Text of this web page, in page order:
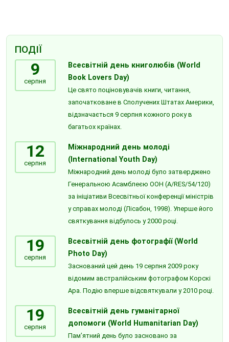
ПОДІЇ
9
серпня
Всесвітній день книголюбів (World
Book Lovers Day)
Це свято поціновувачів книги, читання,
започатковане в Сполучених Штатах Америки,
відзначається 9 серпня кожного року в
багатьох країнах.
12
серпня
Міжнародний день молоді
(International Youth Day)
Міжнародний день молоді було затверджено
Генеральною Асамблеєю ООН (A/RES/54/120)
за ініціативи Всесвітньої конференції міністрів
у справах молоді (Лісабон, 1998). Уперше його
святкування відбулось у 2000 році.
19
серпня
Всесвітній день фотографії (World
Photo Day)
Заснований цей день 19 серпня 2009 року
відомим австралійським фотографом Корскі
Ара. Подію вперше відсвяткували у 2010 році.
19
серпня
Всесвітній день гуманітарної
допомоги (World Humanitarian Day)
Пам’ятний день було засновано за